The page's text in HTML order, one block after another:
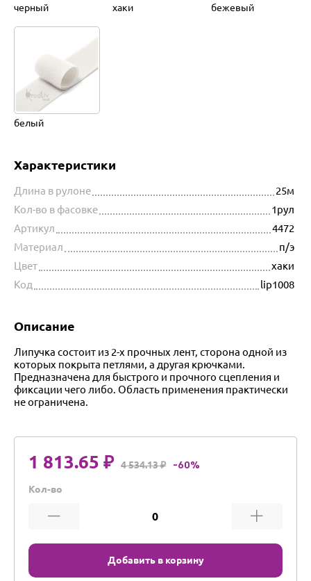
черный хаки бежевый
белый
Характеристики
Длина в рулоне
25м
Кол-во в фасовке
1рул
Артикул
4472
Материал
п/э
Цвет
хаки
Код
lip1008
Описание
Липучка состоит из 2-х прочных лент, сторона одной из
которых покрыта петлями, а другая крючками.
Предназначена для быстрого и прочного сцепления и
фиксации чего либо. Область применения практически
не ограничена.
1 813.65 ₽ 4 534.13 ₽ -60%
Кол-во
Добавить в корзину